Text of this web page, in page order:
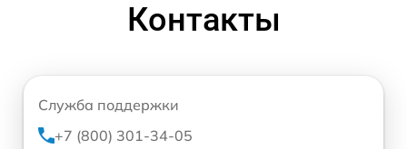
Контакты
Служба поддержки
+7 (800) 301-34-05